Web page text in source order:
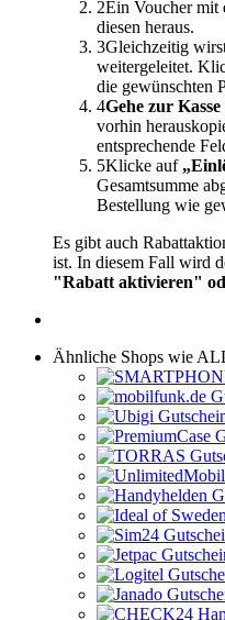
2Ein Voucher mit
diesen heraus.
3Gleichzeitig
weitergeleitet.
die gewünschten
4Gehe zur
vorhin
entsprechende
5Klicke auf
Gesamtsumme
Bestellung wie
Es gibt auch
ist. In diesem Fall wird
"Rabatt aktivieren"
Ähnliche Shops wie